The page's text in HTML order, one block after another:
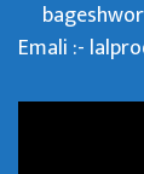
Emali :-